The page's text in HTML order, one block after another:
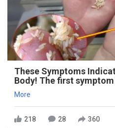
These Symptoms
Body! The first symptom
More
218 28 360